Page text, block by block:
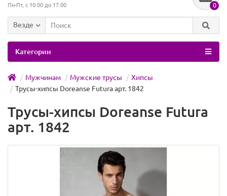
Пн-Пт, с 10:00 до 17:00 0
Везде
Категории
Мужчинам Мужские трусы
Хипсы
Трусы-хипсы Doreanse Futura арт. 1842
Трусы-хипсы Doreanse Futura
арт. 1842